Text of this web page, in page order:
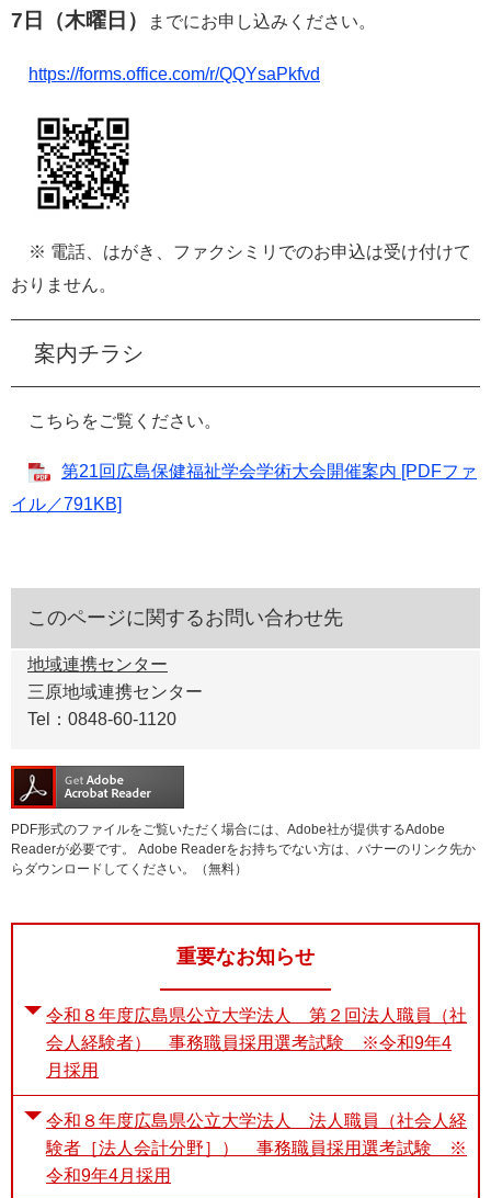
7日（木曜日）
までにお申し込みください。
https://forms.office.com/r/QQYsaPkfvd
※ 電話、はがき、ファクシミリでのお申込は受け付けて
おりません。
案内チラシ
こちらをご覧ください。
第21回広島保健福祉学会学術大会開催案内 [PDFファ
イル／791KB]
このページに関するお問い合わせ先
地域連携センター
三原地域連携センター
Tel：0848-60-1120
PDF形式のファイルをご覧いただく場合には、Adobe社が提供するAdobe
Readerが必要です。
Adobe Readerをお持ちでない方は、バナーのリンク先か
らダウンロードしてください。（無料）
重要なお知らせ
令和８年度広島県公立大学法人 第２回法人職員（社
会人経験者） 事務職員採用選考試験 ※令和9年4
月採用
令和８年度広島県公立大学法人 法人職員（社会人経
験者［法人会計分野］） 事務職員採用選考試験 ※
令和9年4月採用